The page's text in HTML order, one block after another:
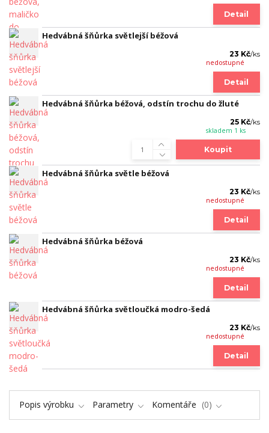
Detail
Hedvábná šňůrka světlejší béžová
23 Kč/ks
nedostupné
Detail
Hedvábná šňůrka béžová, odstín trochu do žluté
25 Kč/ks
skladem 1 ks
Koupit
Hedvábná šňůrka světle béžová
23 Kč/ks
nedostupné
Detail
Hedvábná šňůrka béžová
23 Kč/ks
nedostupné
Detail
Hedvábná šňůrka světloučká modro-šedá
23 Kč/ks
nedostupné
Detail
Popis výrobku Parametry Komentáře 0